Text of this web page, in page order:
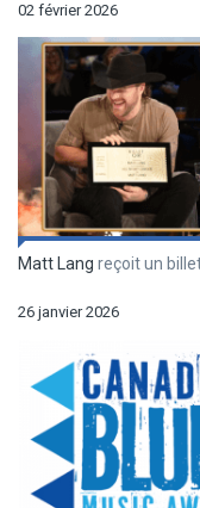
02 février 2026
Matt Lang reçoit un
26 janvier 2026